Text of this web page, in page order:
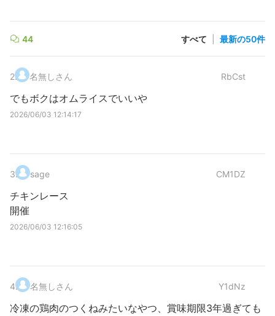
44 すべて 最新の50件
2. 名無しさん RbCst
でもボクはオムライスでいいや
2026/06/03 12:14:17
3. sage CM1DZ
チキンレース
開催
2026/06/03 12:16:05
4. 名無しさん Y1dNz
冷凍の鶏肉のつくねみたいなやつ、賞味期限3年過ぎても